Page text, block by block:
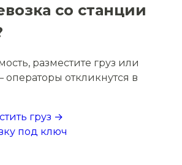
со станции
разместите груз или
операторы откликнутся в
груз →
под ключ